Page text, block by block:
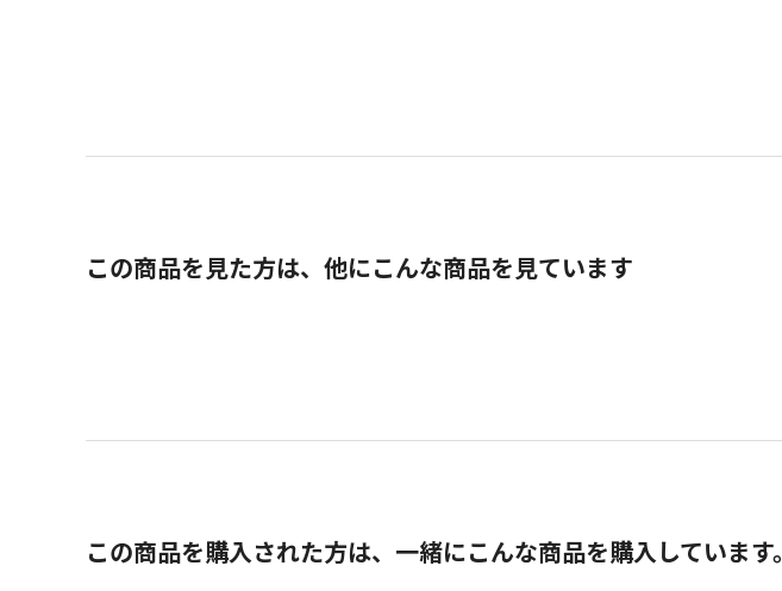
この商品を見た方は、他にこんな商品を見ています
この商品を購入された方は、一緒にこんな商品を購入しています。